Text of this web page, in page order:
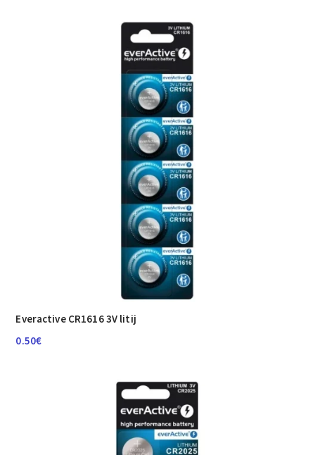
Everactive CR1616 3V litij
0.50€